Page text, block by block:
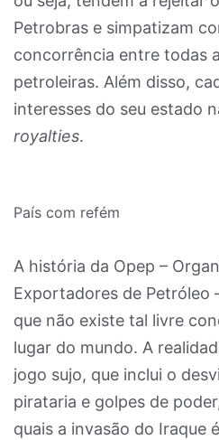
Petrobras e simpatizam
concorrência entre todas
petroleiras. Além disso,
interesses do seu estado
royalties.
País com refém
A história da Opep –
Exportadores de Petróleo
que não existe tal livre
lugar do mundo. A
jogo sujo, que inclui o
pirataria e golpes de
quais a invasão do Iraque